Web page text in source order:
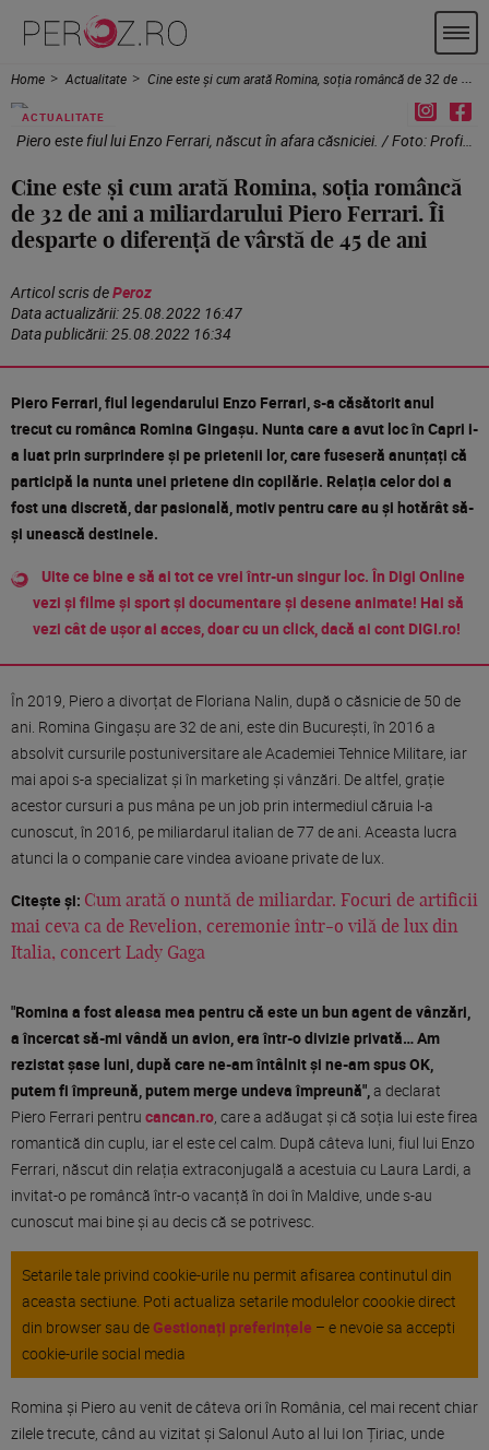
Home Actualitate Cine este și cum arată Romina, soția româncă de 32 de ani a miliardarului Piero Ferrari. Îi desparte o diferență de vârstă de 45 de ani
ACTUALITATE
Piero este fiul lui Enzo Ferrari, născut în afara căsniciei. / Foto: Profimedia
Cine este și cum arată Romina, soția româncă
de 32 de ani a miliardarului Piero Ferrari. Îi
desparte o diferență de vârstă de 45 de ani
Articol scris dePeroz
Data actualizării:25.08.2022 16:47
Data publicării:25.08.2022 16:34
Piero Ferrari, fiul legendarului Enzo Ferrari, s-a căsătorit anul
trecut cu românca Romina Gingașu. Nunta care a avut loc în Capri i-
a luat prin surprindere și pe prietenii lor, care fuseseră anunțați că
participă la nunta unei prietene din copilărie. Relația celor doi a
fost una discretă, dar pasională, motiv pentru care au și hotărât să-
și unească destinele.
Uite ce bine e să ai tot ce vrei într-un singur loc. În Digi Online
vezi și filme și sport și documentare și desene animate! Hai să
vezi cât de ușor ai acces, doar cu un click, dacă ai cont DIGI.ro!
În 2019, Piero a divorțat de Floriana Nalin, după o căsnicie de 50 de
ani. Romina Gingașu are 32 de ani, este din București, în 2016 a
absolvit cursurile postuniversitare ale Academiei Tehnice Militare, iar
mai apoi s-a specializat și în marketing și vânzări. De altfel, grație
acestor cursuri a pus mâna pe un job prin intermediul căruia l-a
cunoscut, în 2016, pe miliardarul italian de 77 de ani. Aceasta lucra
atunci la o companie care vindea avioane private de lux.
Citește și: Cum arată o nuntă de miliardar. Focuri de artificii
mai ceva ca de Revelion, ceremonie într-o vilă de lux din
Italia, concert Lady Gaga
"Romina a fost aleasa mea pentru că este un bun agent de vânzări,
a încercat să-mi vândă un avion, era într-o divizie privată… Am
rezistat șase luni, după care ne-am întâlnit și ne-am spus OK,
putem fi împreună, putem merge undeva împreună",a declarat
Piero Ferrari pentru cancan.ro, care a adăugat și că soția lui este firea
romantică din cuplu, iar el este cel calm. După câteva luni, fiul lui Enzo
Ferrari, născut din relația extraconjugală a acestuia cu Laura Lardi, a
invitat-o pe româncă într-o vacanță în doi în Maldive, unde s-au
cunoscut mai bine și au decis că se potrivesc.
Setarile tale privind cookie-urile nu permit afisarea continutul din
aceasta sectiune. Poti actualiza setarile modulelor coookie direct
din browser sau de Gestionați preferințele – e nevoie sa accepti
cookie-urile social media
Romina și Piero au venit de câteva ori în România, cel mai recent chiar
zilele trecute, când au vizitat și Salonul Auto al lui Ion Țiriac, unde